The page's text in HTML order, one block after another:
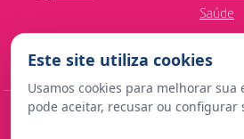
Saúde
Este site utiliza cookies
Usamos cookies para melhorar sua
pode aceitar, recusar ou configurar